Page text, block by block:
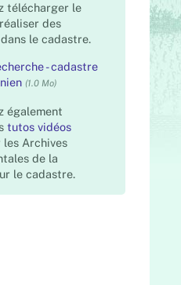
télécharger le
des
le cadastre.
- cadastre
(1.0 Mo)
également
tutos vidéos
les Archives
de la
le cadastre.